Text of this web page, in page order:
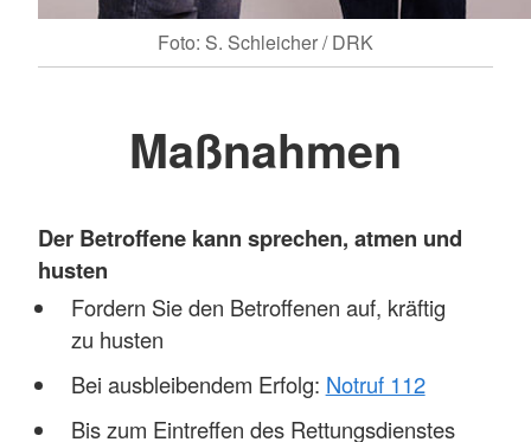
Foto: S. Schleicher / DRK
Maßnahmen
Der Betroffene kann sprechen, atmen und
husten
Fordern Sie den Betroffenen auf, kräftig
zu husten
Bei ausbleibendem Erfolg: Notruf 112
Bis zum Eintreffen des Rettungsdienstes